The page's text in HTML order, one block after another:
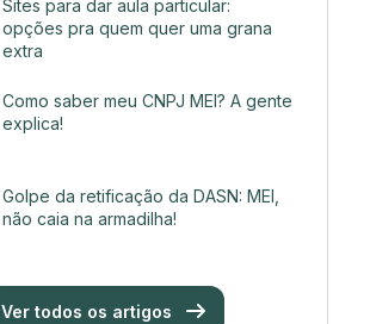
Sites para dar aula particular:
opções pra quem quer uma grana
extra
Como saber meu CNPJ MEI? A gente
explica!
Golpe da retificação da DASN: MEI,
não caia na armadilha!
Ver todos os artigos